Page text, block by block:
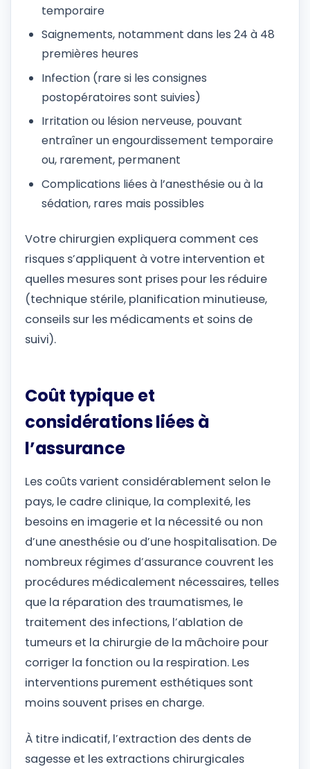
temporaire
Saignements, notamment dans les 24 à 48
premières heures
Infection (rare si les consignes
postopératoires sont suivies)
Irritation ou lésion nerveuse, pouvant
entraîner un engourdissement temporaire
ou, rarement, permanent
Complications liées à l’anesthésie ou à la
sédation, rares mais possibles
Votre chirurgien expliquera comment ces
risques s’appliquent à votre intervention et
quelles mesures sont prises pour les réduire
(technique stérile, planification minutieuse,
conseils sur les médicaments et soins de
suivi).
Coût typique et
considérations liées à
l’assurance
Les coûts varient considérablement selon le
pays, le cadre clinique, la complexité, les
besoins en imagerie et la nécessité ou non
d’une anesthésie ou d’une hospitalisation. De
nombreux régimes d’assurance couvrent les
procédures médicalement nécessaires, telles
que la réparation des traumatismes, le
traitement des infections, l’ablation de
tumeurs et la chirurgie de la mâchoire pour
corriger la fonction ou la respiration. Les
interventions purement esthétiques sont
moins souvent prises en charge.
À titre indicatif, l’extraction des dents de
sagesse et les extractions chirurgicales